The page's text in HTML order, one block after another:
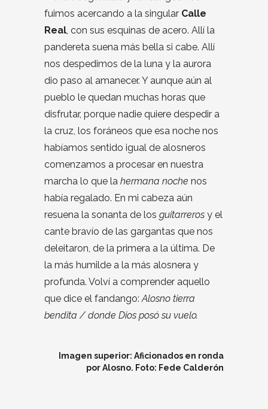
fuimos acercando a la singular Calle
Real , con sus esquinas de acero. Allí la
pandereta suena más bella si cabe. Allí
nos despedimos de la luna y la aurora
dio paso al amanecer. Y aunque aún al
pueblo le quedan muchas horas que
disfrutar, porque nadie quiere despedir a
la cruz, los foráneos que esa noche nos
habíamos sentido igual de alosneros
comenzamos a procesar en nuestra
marcha lo que la hermana noche nos
había regalado. En mi cabeza aún
resuena la sonanta de los guitarreros y el
cante bravío de las gargantas que nos
deleitaron, de la primera a la última. De
la más humilde a la más alosnera y
profunda. Volví a comprender aquello
que dice el fandango: Alosno tierra
bendita / donde Dios posó su vuelo.
Imagen superior: Aficionados en ronda
por Alosno. Foto: Fede Calderón